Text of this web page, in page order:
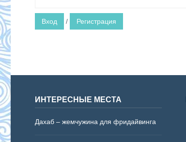
Вход / Регистрация
ИНТЕРЕСНЫЕ МЕСТА
Дахаб – жемчужина для фридайвинга